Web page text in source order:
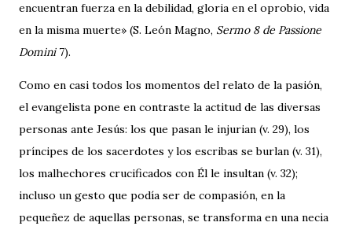
encuentran fuerza en la debilidad, gloria en el oprobio, vida
en la misma muerte» (S. León Magno, Sermo 8 de Passione
Domini7).
Como en casi todos los momentos del relato de la pasión,
el evangelista pone en contraste la actitud de las diversas
personas ante Jesús: los que pasan le injurian (v. 29), los
príncipes de los sacerdotes y los escribas se burlan (v. 31),
los malhechores crucificados con Él le insultan (v. 32);
incluso un gesto que podía ser de compasión, en la
pequeñez de aquellas personas, se transforma en una necia